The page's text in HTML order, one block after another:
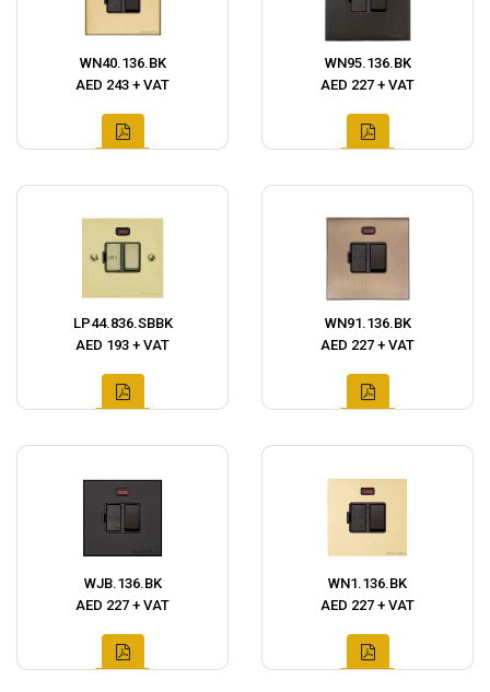
WN40.136.BK
AED 243 + VAT
WN95.136.BK
AED 227 + VAT
LP44.836.SBBK
AED 193 + VAT
WN91.136.BK
AED 227 + VAT
WJB.136.BK
AED 227 + VAT
WN1.136.BK
AED 227 + VAT